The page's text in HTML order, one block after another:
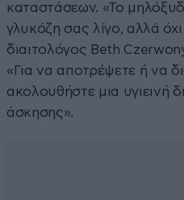
καταστάσεων. «Το
γλυκόζη σας λίγο, αλλά
διαιτολόγος Beth
«Για να αποτρέψετε ή να
ακολουθήστε μια υγιεινή
άσκησης».